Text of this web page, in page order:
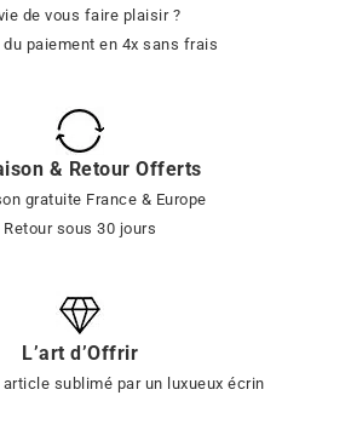
de vous faire plaisir ?
du paiement en 4x sans frais
& Retour Offerts
gratuite France & Europe
Retour sous 30 jours
L’art d’Offrir
article sublimé par un luxueux écrin